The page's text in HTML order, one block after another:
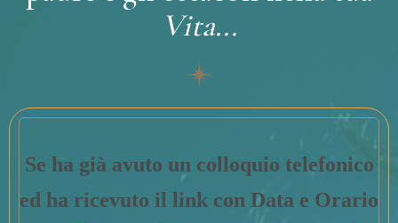
Vita...
Se ha già avuto un colloquio telefonico
ed ha ricevuto il link con Data e Orario